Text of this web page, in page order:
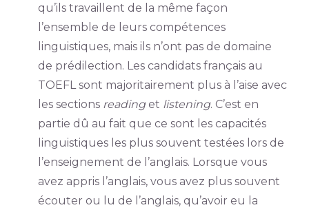
qu’ils travaillent de la même façon
l’ensemble de leurs compétences
linguistiques, mais ils n’ont pas de domaine
de prédilection. Les candidats français au
TOEFL sont majoritairement plus à l’aise avec
les sections readinget listening. C’est en
partie dû au fait que ce sont les capacités
linguistiques les plus souvent testées lors de
l’enseignement de l’anglais. Lorsque vous
avez appris l’anglais, vous avez plus souvent
écouter ou lu de l’anglais, qu’avoir eu la